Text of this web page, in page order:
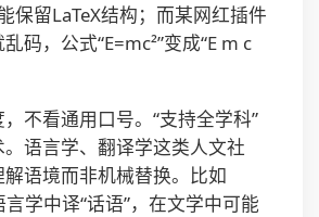
保留LaTeX结构；而某网红插件
码，公式“E=mc²”变成“E m c
不看通用口号。“支持全学科”
语言学、翻译学这类人文社
语境而非机械替换。比如
言学中译“话语”，在文学中可能